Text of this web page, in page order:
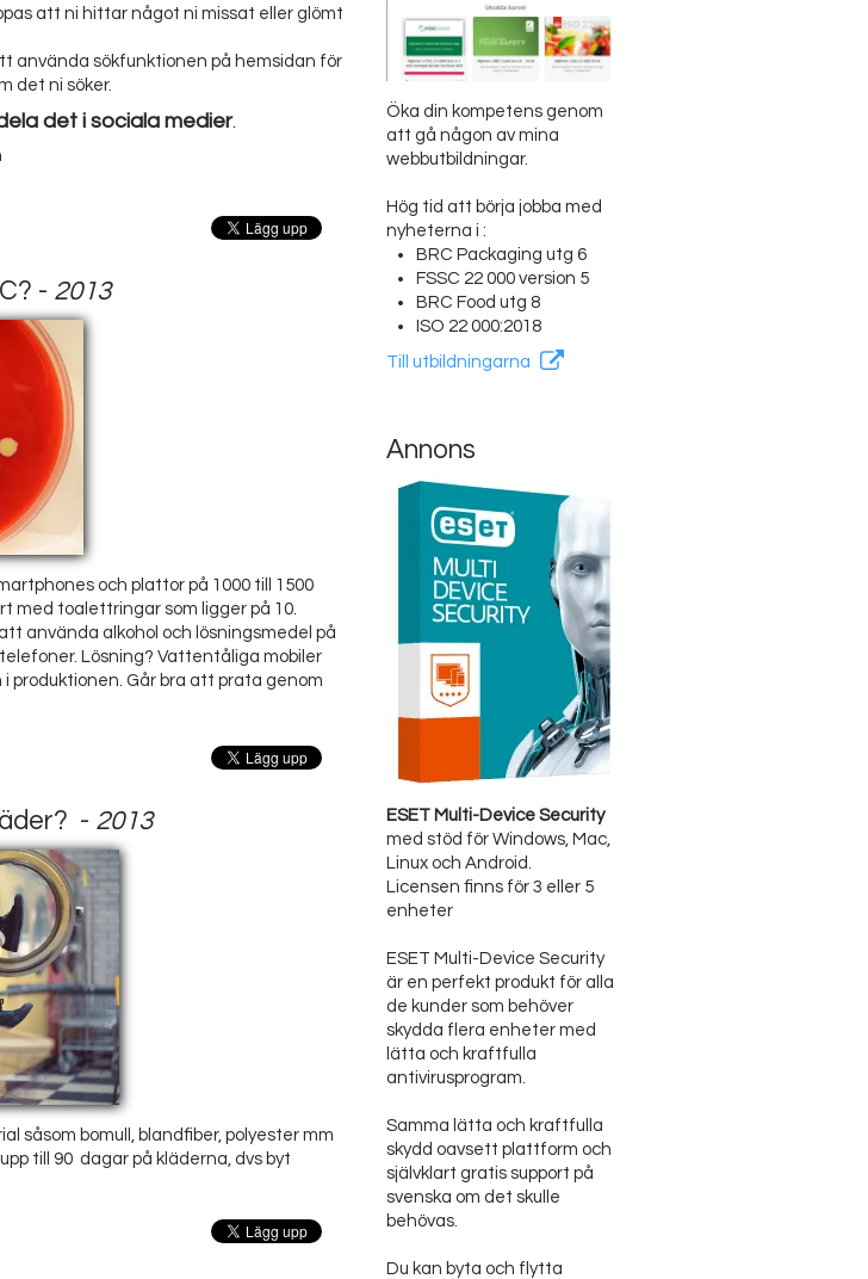
att ni hittar något ni missat eller glömt
använda sökfunktionen på hemsidan för
det ni söker.
det i sociala medier.
- 2013
och plattor på 1000 till 1500
med toalettringar som ligger på 10.
använda alkohol och lösningsmedel på
Lösning? Vattentåliga mobiler
produktionen. Går bra att prata genom
- 2013
såsom bomull, blandfiber, polyester mm
till 90 dagar på kläderna, dvs byt
Öka din kompetens genom
att gå någon av mina
webbutbildningar.
Hög tid att börja jobba med
nyheterna i :
BRC Packaging utg 6
FSSC 22 000 version 5
BRC Food utg 8
ISO 22 000:2018
Till utbildningarna
Annons
ESET Multi-Device Security
med stöd för Windows, Mac,
Linux och Android.
Licensen finns för 3 eller 5
enheter
ESET Multi-Device Security
är en perfekt produkt för alla
de kunder som behöver
skydda flera enheter med
lätta och kraftfulla
antivirusprogram.
Samma lätta och kraftfulla
skydd oavsett plattform och
självklart gratis support på
svenska om det skulle
behövas.
Du kan byta och flytta